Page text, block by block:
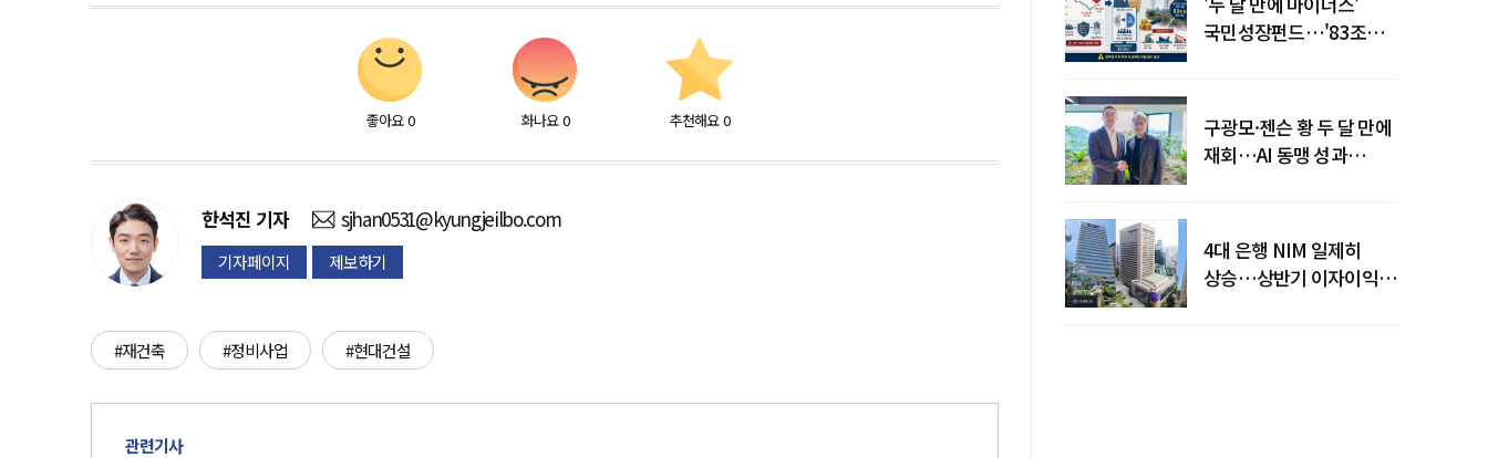
좋아요 0 화나요 0 추천해요 0
한석진 기자 sjhan0531@kyungjeilbo.com
기자페이지 제보하기
#재건축 #정비사업 #현대건설
관련기사
국민성장펀드…'83조
구광모·젠슨 황 두 달 만에
재회…AI 동맹 성과
4대 은행 NIM 일제히
상승…상반기 이자이익